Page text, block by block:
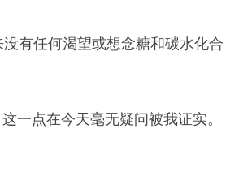
有任何渴望或想念糖和碳水化合
一点在今天毫无疑问被我证实。